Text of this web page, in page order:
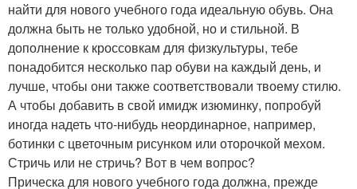
найти для нового учебного года идеальную обувь. Она
должна быть не только удобной, но и стильной. В
дополнение к кроссовкам для физкультуры, тебе
понадобится несколько пар обуви на каждый день, и
лучше, чтобы они также соответствовали твоему стилю.
А чтобы добавить в свой имидж изюминку, попробуй
иногда надеть что-нибудь неординарное, например,
ботинки с цветочным рисунком или оторочкой мехом.
Стричь или не стричь? Вот в чем вопрос?
Прическа для нового учебного года должна, прежде